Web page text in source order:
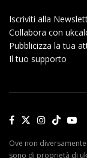
Iscriviti alla
Collabora con
Pubblicizza la tua
Il tuo supporto
Ove non
sono di proprietà di